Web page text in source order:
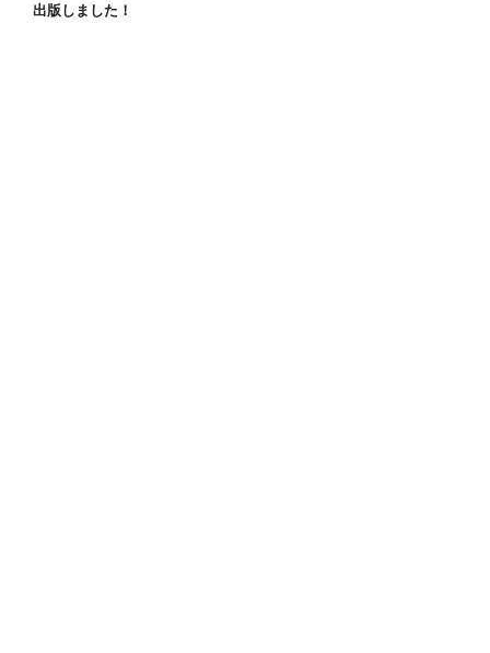
出版しました！